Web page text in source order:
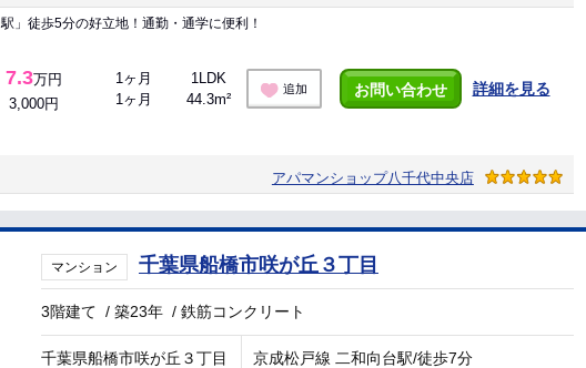
」徒歩5分の好立地！通勤・通学に便利！
7.3万円
3,000円
1ヶ月
1ヶ月
1LDK
44.3m²
追加 お問い合わせ 詳細を見る
アパマンショップ八千代中央店
マンション 千葉県船橋市咲が丘３丁目
3階建て /築23年 /鉄筋コンクリート
千葉県船橋市咲が丘３丁目
京成松戸線 二和向台駅/徒歩7分